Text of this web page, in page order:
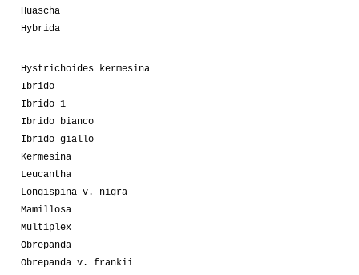
Huascha
Hybrida
Hystrichoides kermesina
Ibrido
Ibrido 1
Ibrido bianco
Ibrido giallo
Kermesina
Leucantha
Longispina v. nigra
Mamillosa
Multiplex
Obrepanda
Obrepanda v. frankii